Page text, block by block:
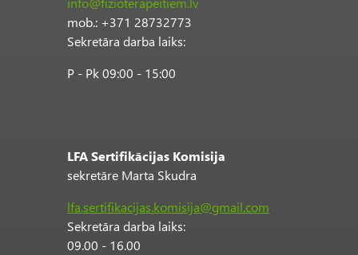
mob.: +371 28732773
Sekretāra darba laiks:
P - Pk 09:00 - 15:00
LFA Sertifikācijas Komisija
sekretāre Marta Skudra
lfa.sertifikacijas.komisija@gmail.com
Sekretāra darba laiks:
09.00 - 16.00